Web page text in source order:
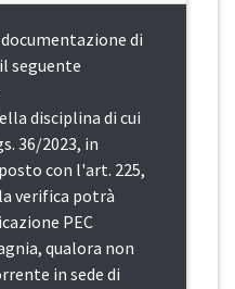
di
seguente
disciplina di cui
36/2023, in
con l'art. 225,
verifica potrà
PEC
qualora non
in sede di